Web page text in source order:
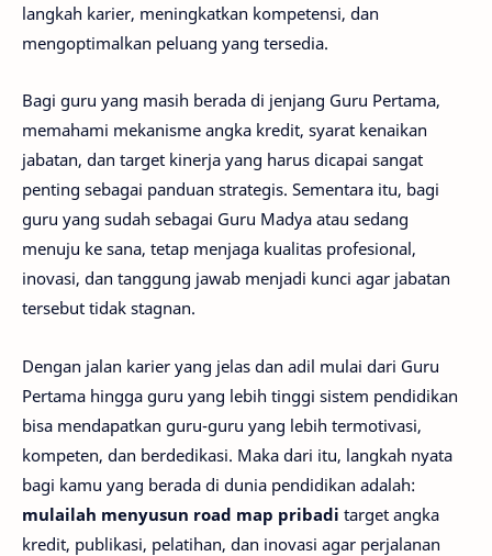
langkah karier, meningkatkan kompetensi, dan
mengoptimalkan peluang yang tersedia.
Bagi guru yang masih berada di jenjang Guru Pertama,
memahami mekanisme angka kredit, syarat kenaikan
jabatan, dan target kinerja yang harus dicapai sangat
penting sebagai panduan strategis. Sementara itu, bagi
guru yang sudah sebagai Guru Madya atau sedang
menuju ke sana, tetap menjaga kualitas profesional,
inovasi, dan tanggung jawab menjadi kunci agar jabatan
tersebut tidak stagnan.
Dengan jalan karier yang jelas dan adil mulai dari Guru
Pertama hingga guru yang lebih tinggi sistem pendidikan
bisa mendapatkan guru-guru yang lebih termotivasi,
kompeten, dan berdedikasi. Maka dari itu, langkah nyata
bagi kamu yang berada di dunia pendidikan adalah:
mulailah menyusun road map pribadi target angka
kredit, publikasi, pelatihan, dan inovasi agar perjalanan